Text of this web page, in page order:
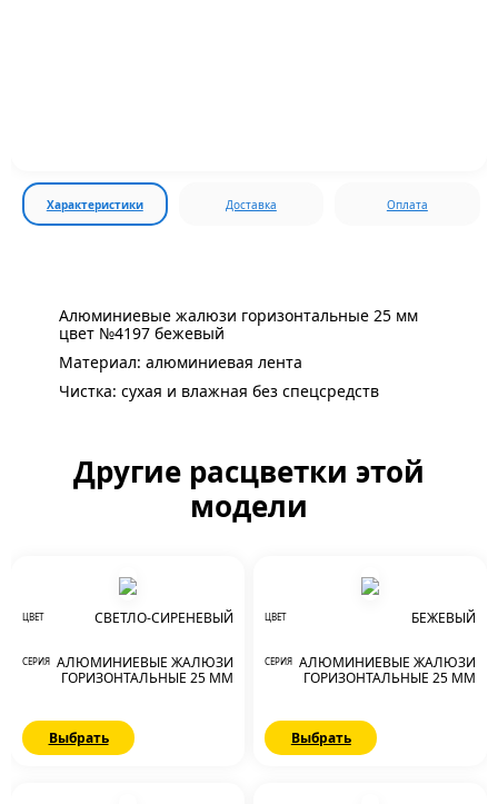
Характеристики Доставка Оплата
Алюминиевые жалюзи горизонтальные 25 мм
цвет №4197 бежевый
Материал: алюминиевая лента
Чистка: сухая и влажная без спецсредств
Другие расцветки этой
модели
ЦВЕТ СВЕТЛО-СИРЕНЕВЫЙ
СЕРИЯ АЛЮМИНИЕВЫЕ ЖАЛЮЗИ
ГОРИЗОНТАЛЬНЫЕ 25 ММ
Выбрать
ЦВЕТ БЕЖЕВЫЙ
СЕРИЯ АЛЮМИНИЕВЫЕ ЖАЛЮЗИ
ГОРИЗОНТАЛЬНЫЕ 25 ММ
Выбрать